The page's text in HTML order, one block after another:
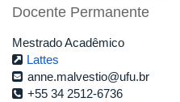
Docente Permanente
Mestrado Acadêmico
Lattes
anne.malvestio@ufu.br
+55 34 2512-6736